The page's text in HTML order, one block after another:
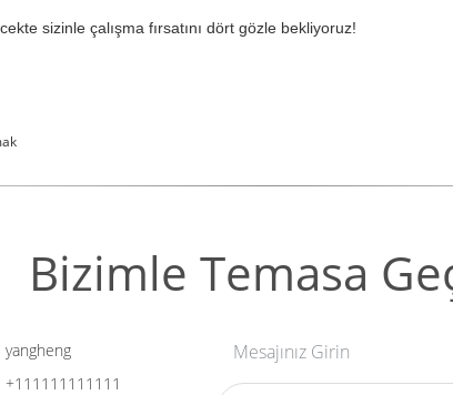
sizinle çalışma fırsatını dört gözle bekliyoruz!
Bizimle Temasa
yangheng
+111111111111
Mesajınız Girin